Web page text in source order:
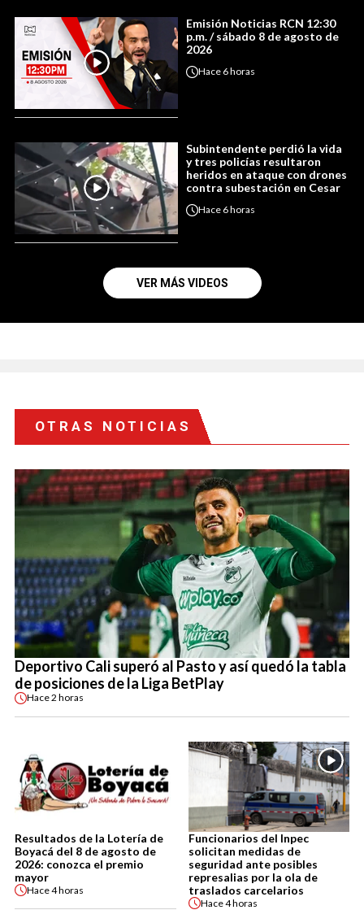
Emisión Noticias RCN 12:30
p.m. / sábado 8 de agosto de
2026
Hace 6 horas
Subintendente perdió la vida
y tres policías resultaron
heridos en ataque con drones
contra subestación en Cesar
Hace 6 horas
VER MÁS VIDEOS
OTRAS NOTICIAS
Deportivo Cali superó al Pasto y así quedó la tabla
de posiciones de la Liga BetPlay
Hace2 horas
Resultados de la Lotería de
Boyacá del 8 de agosto de
2026: conozca el premio
mayor
Hace4 horas
Funcionarios del Inpec
solicitan medidas de
seguridad ante posibles
represalias por la ola de
traslados carcelarios
Hace4 horas